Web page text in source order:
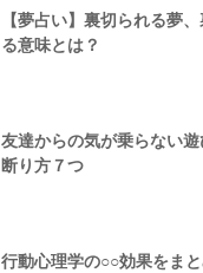
【夢占い】裏切られる夢
る意味とは？
友達からの気が乗らない
断り方７つ
行動心理学の○○効果をま